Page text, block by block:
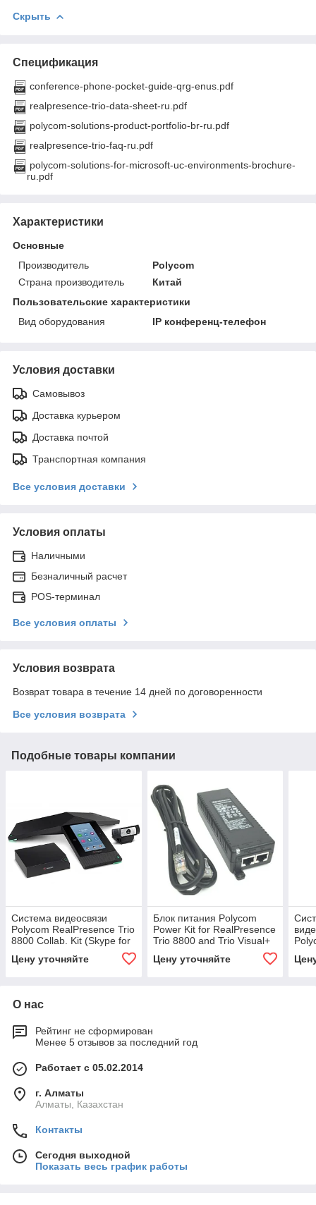
Скрыть
Спецификация
conference-phone-pocket-guide-qrg-enus.pdf
realpresence-trio-data-sheet-ru.pdf
polycom-solutions-product-portfolio-br-ru.pdf
realpresence-trio-faq-ru.pdf
polycom-solutions-for-microsoft-uc-environments-brochure-
ru.pdf
Характеристики
Основные
Производитель
Polycom
Страна производитель
Китай
Пользовательские характеристики
Вид оборудования
IP конференц-телефон
Условия доставки
Самовывоз
Доставка курьером
Доставка почтой
Транспортная компания
Все условия доставки
Условия оплаты
Наличными
Безналичный расчет
POS-терминал
Все условия оплаты
Условия возврата
Возврат товара в течение 14 дней по договоренности
Все условия возврата
Подобные товары компании
Система видеосвязи
Polycom RealPresence Trio
8800 Collab. Kit (Skype for
Business edition, Partner
Premier)
Цену уточняйте
Блок питания Polycom
Power Kit for RealPresence
Trio 8800 and Trio Visual+
Цену уточняйте
О нас
Рейтинг не сформирован
Менее 5 отзывов за последний год
Работает с 05.02.2014
г. Алматы
Алматы, Казахстан
Контакты
Сегодня выходной
Показать весь график работы